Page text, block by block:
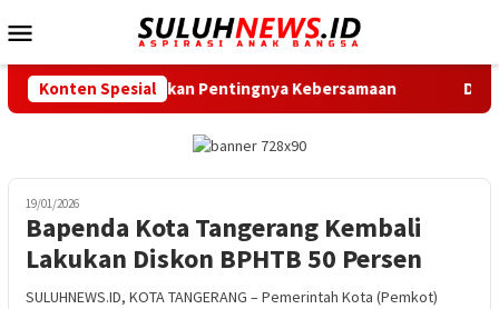
ke
Mobile
Konten Spesial
Ingatkan Pentingnya Kebersamaan Dukung Gerak
19/01/2026
Bapenda Kota Tangerang Kembali
Lakukan Diskon BPHTB 50 Persen
SULUHNEWS.ID, KOTA TANGERANG – Pemerintah Kota (Pemkot)